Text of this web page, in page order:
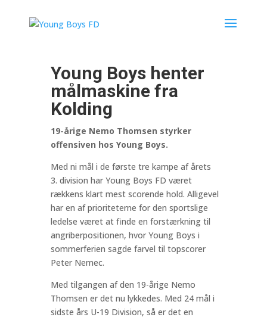
Young Boys henter
målmaskine fra
Kolding
19-årige Nemo Thomsen styrker
offensiven hos Young Boys.
Med ni mål i de første tre kampe af årets
3. division har Young Boys FD været
rækkens klart mest scorende hold. Alligevel
har en af prioriteterne for den sportslige
ledelse været at finde en forstærkning til
angriberpositionen, hvor Young Boys i
sommerferien sagde farvel til topscorer
Peter Nemec.
Med tilgangen af den 19-årige Nemo
Thomsen er det nu lykkedes. Med 24 mål i
sidste års U-19 Division, så er det en